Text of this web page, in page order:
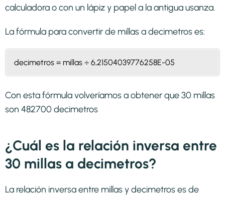
calculadora o con un lápiz y papel a la antigua usanza.
La fórmula para convertir de millas a decimetroses:
decimetros = millas ÷ 6,21504039776258E-05
Con esta fórmula volveríamos a obtener que 30 millas
son 482700 decimetros
¿Cuál es la relación inversa entre
30 millas a decimetros?
La relación inversa entre millas y decimetros es de